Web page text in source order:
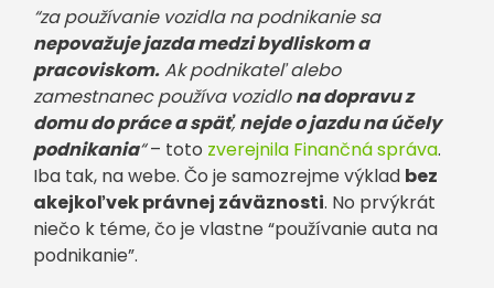
“za používanie vozidla na podnikanie sa
nepovažuje jazda medzi bydliskom a
pracoviskom.Ak podnikateľ alebo
zamestnanec používa vozidlona dopravu z
domu do práce a späť,nejde o jazdu na účely
podnikania“– toto zverejnila Finančná správa.
Iba tak, na webe. Čo je samozrejme výklad bez
akejkoľvek právnej záväznosti. No prvýkrát
niečo k téme, čo je vlastne “používanie auta na
podnikanie”.